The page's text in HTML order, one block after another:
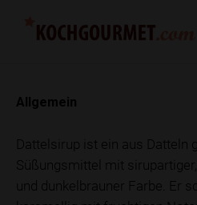
Allgemein
Dattelsirup ist ein aus Datteln
Süßungsmittel mit
und dunkelbrauner Farbe. Er